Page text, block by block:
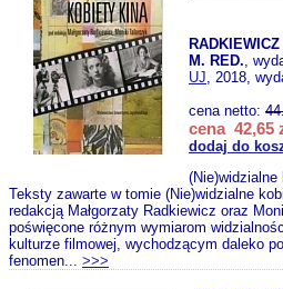
M. RED.,
UJ, 2018,
cena netto:
cena 42,65
dodaj do
Teksty zawarte w tomie (Nie)widzialne
redakcją Małgorzaty Radkiewicz oraz
poświęcone różnym wymiarom
kulturze filmowej, wychodzącym daleko
fenomen... >>>